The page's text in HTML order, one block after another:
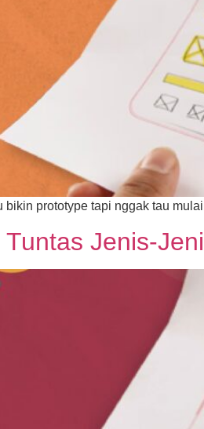
bikin prototype tapi nggak tau
Tuntas Jenis-